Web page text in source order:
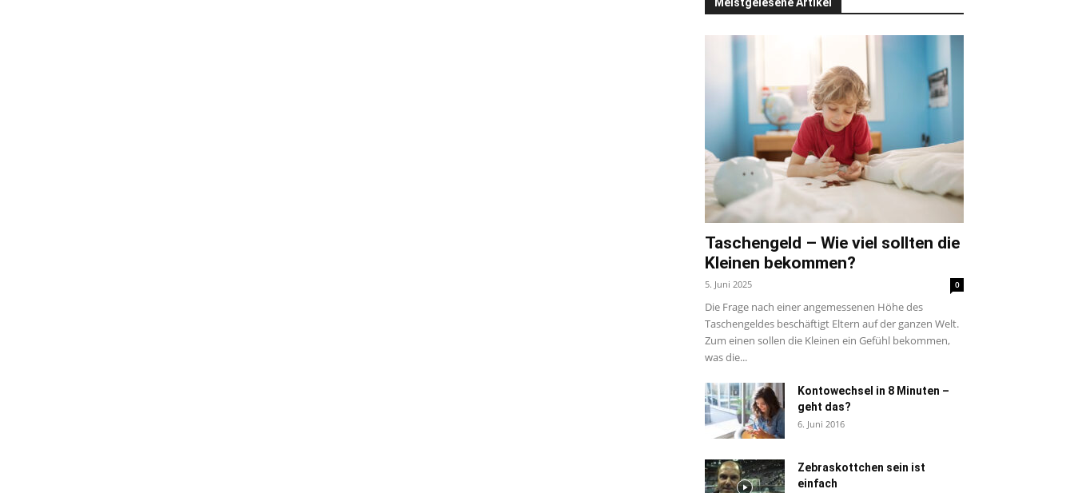
Taschengeld – Wie viel sollten die
Kleinen bekommen?
5. Juni 2025 0
Die Frage nach einer angemessenen Höhe des
Taschengeldes beschäftigt Eltern auf der ganzen Welt.
Zum einen sollen die Kleinen ein Gefühl bekommen,
was die...
Kontowechsel in 8 Minuten –
geht das?
6. Juni 2016
Zebraskottchen sein ist
einfach